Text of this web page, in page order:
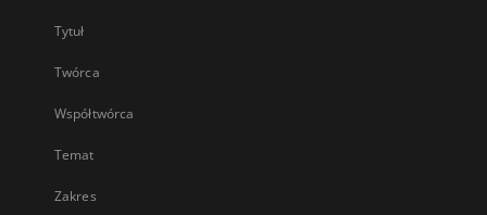
Tytuł
Twórca
Współtwórca
Temat
Zakres